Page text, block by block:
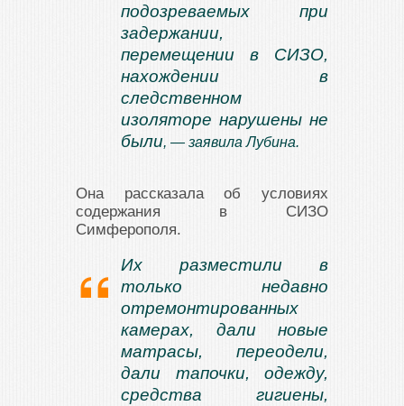
подозреваемых при
задержании,
перемещении в СИЗО,
нахождении в
следственном
изоляторе нарушены не
были, — заявила Лубина.
Она рассказала об условиях
содержания в СИЗО
Симферополя.
Их разместили в
только недавно
отремонтированных
камерах, дали новые
матрасы, переодели,
дали тапочки, одежду,
средства гигиены,